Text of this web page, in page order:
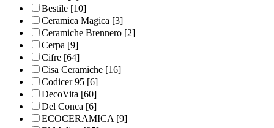
Bestile [10]
Ceramica Magica [3]
Ceramiche Brennero [2]
Cerpa [9]
Cifre [64]
Cisa Ceramiche [16]
Codicer 95 [6]
DecoVita [60]
Del Conca [6]
ECOCERAMICA[9]